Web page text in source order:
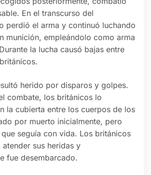
En el transcurso del
perdió el arma y continuó luchando
munición, empleándolo como arma
la lucha causó bajas entre
herido por disparos y golpes.
combate, los británicos lo
la cubierta entre los cuerpos de los
por muerto inicialmente, pero
seguía con vida. Los británicos
sus heridas y
fue desembarcado.